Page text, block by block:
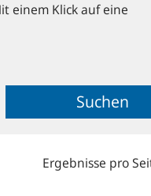
einem Klick auf eine
Suchen
Ergebnisse pro